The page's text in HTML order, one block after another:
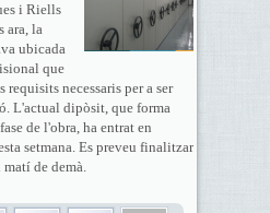
i Riells
ara, la
ubicada
que
requisits necessaris per a ser
L'actual dipòsit, que forma
de l'obra, ha entrat en
setmana. Es preveu finalitzar
de demà.